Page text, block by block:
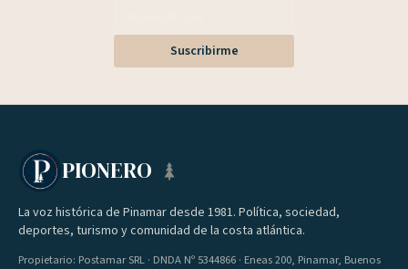
Suscribirme
PIONERO
La voz histórica de Pinamar desde 1981. Política, sociedad,
deportes, turismo y comunidad de la costa atlántica.
Propietario: Postamar SRL · DNDA Nº 5344866 · Eneas 200, Pinamar, Buenos